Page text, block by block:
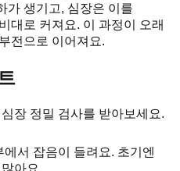
가 생기고, 심장은 이를
대로 커져요. 이 과정이 오래
전으로 이어져요.
장 정밀 검사를 받아보세요.
서 잡음이 들려요. 초기엔